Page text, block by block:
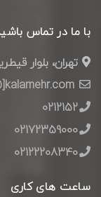
با ما در تماس
تهران، بلوار
0212152
02172359000
02122208340
ساعت های کاری